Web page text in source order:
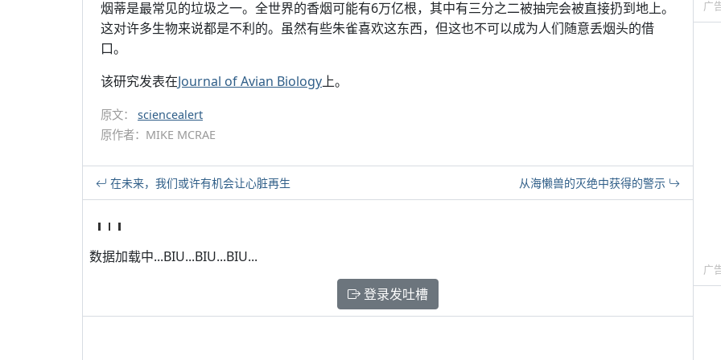
烟蒂是最常见的垃圾之一。全世界的香烟可能有6万亿根，其中有三分之二被抽完会被直接扔到地上。
这对许多生物来说都是不利的。虽然有些朱雀喜欢这东西，但这也不可以成为人们随意丢烟头的借
口。
该研究发表在Journal of Avian Biology上。
原文： sciencealert
原作者：MIKE MCRAE
在未来，我们或许有机会让心脏再生 从海懒兽的灭绝中获得的警示
数据加载中...BIU...BIU...BIU...
登录发吐槽
广
广